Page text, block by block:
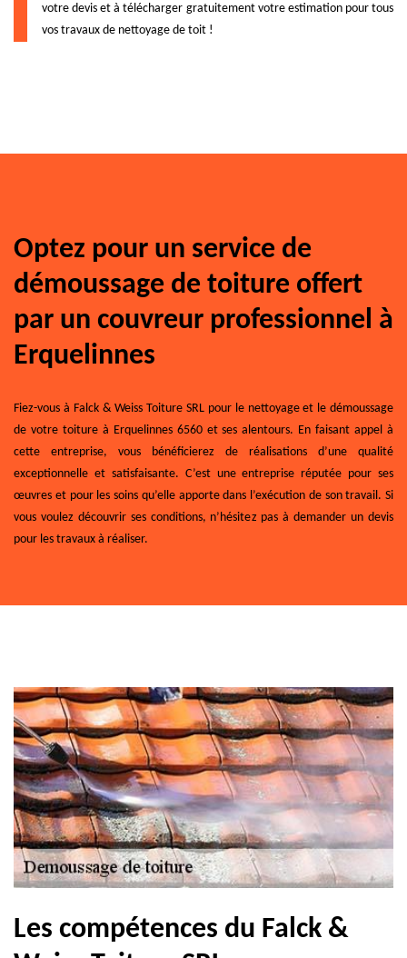
votre devis et à télécharger gratuitement votre estimation pour tous
vos travaux de nettoyage de toit !
Optez pour un service de
démoussage de toiture offert
par un couvreur professionnel à
Erquelinnes
Fiez-vous à Falck & Weiss Toiture SRL pour le nettoyage et le démoussage
de votre toiture à Erquelinnes 6560 et ses alentours. En faisant appel à
cette entreprise, vous bénéficierez de réalisations d’une qualité
exceptionnelle et satisfaisante. C’est une entreprise réputée pour ses
œuvres et pour les soins qu’elle apporte dans l’exécution de son travail. Si
vous voulez découvrir ses conditions, n’hésitez pas à demander un devis
pour les travaux à réaliser.
Les compétences du Falck &